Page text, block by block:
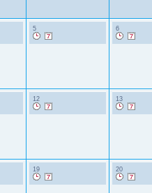
5 6
12 13
19 20